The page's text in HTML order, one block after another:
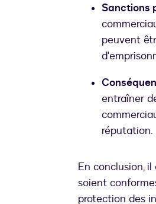
Sanctions
peuvent
entraîner
réputation.
En conclusion,
soient
protection des